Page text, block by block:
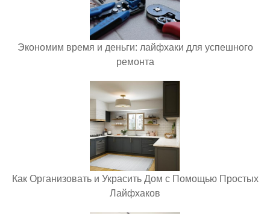
Экономим время и деньги: лайфхаки для успешного
ремонта
Как Организовать и Украсить Дом с Помощью Простых
Лайфхаков